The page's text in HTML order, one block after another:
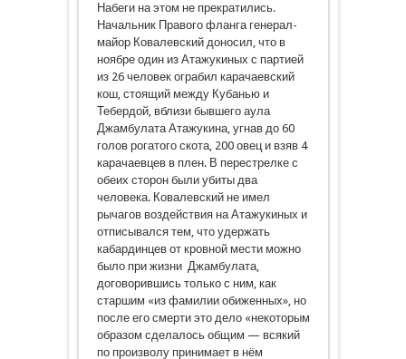
Набеги на этом не прекратились.
Начальник Правого фланга генерал-
майор Ковалевский доносил, что в
ноябре один из Атажукиных с партией
из 26 человек ограбил карачаевский
кош, стоящий между Кубанью и
Тебердой, вблизи бывшего аула
Джамбулата Атажукина, угнав до 60
голов рогатого скота, 200 овец и взяв 4
карачаевцев в плен. В перестрелке с
обеих сторон были убиты два
человека. Ковалевский не имел
рычагов воздействия на Атажукиных и
отписывался тем, что удержать
кабардинцев от кровной мести можно
было при жизни Джамбулата,
договорившись только с ним, как
старшим «из фамилии обиженных», но
после его смерти это дело «некоторым
образом сделалось общим — всякий
по произволу принимает в нём